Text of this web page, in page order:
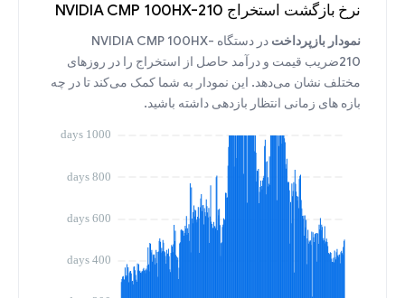
نرخ بازگشت استخراج NVIDIA CMP 100HX-210
نمودار بازپرداخت
در دستگاه NVIDIA CMP 100HX-
210ضریب قیمت و درآمد حاصل از استخراج را در روزهای
مختلف نشان می‌دهد. این نمودار به شما کمک می‌کند تا در چه
بازه های زمانی انتظار بازدهی داشته باشید.